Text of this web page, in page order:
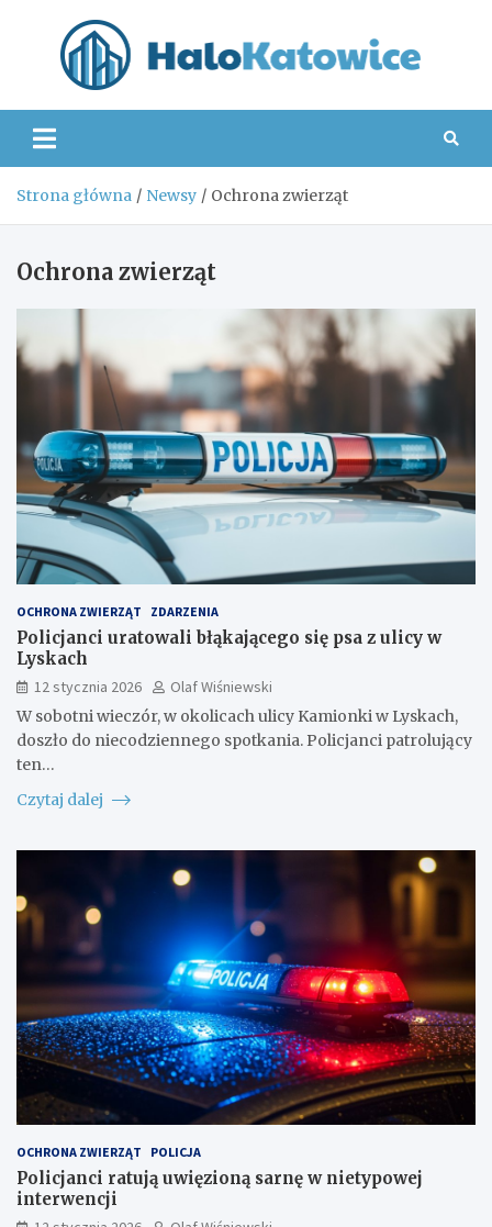
Strona główna Newsy Ochrona zwierząt
Ochrona zwierząt
OCHRONA ZWIERZĄT ZDARZENIA
Policjanci uratowali błąkającego się psa z ulicy w
Lyskach
12 stycznia 2026
Olaf Wiśniewski
W sobotni wieczór, w okolicach ulicy Kamionki w Lyskach,
doszło do niecodziennego spotkania. Policjanci patrolujący
ten…
Czytaj dalej
OCHRONA ZWIERZĄT POLICJA
Policjanci ratują uwięzioną sarnę w nietypowej
interwencji